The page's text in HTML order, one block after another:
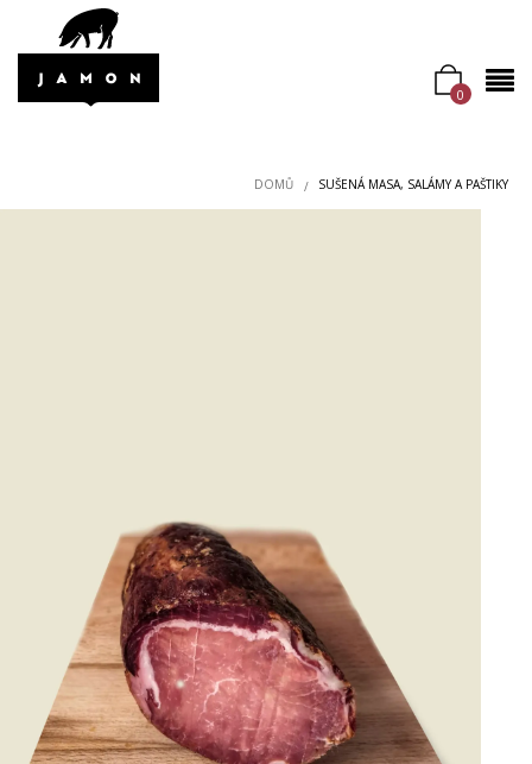
0
DOMŮ SUŠENÁ MASA, SALÁMY A PAŠTIKY